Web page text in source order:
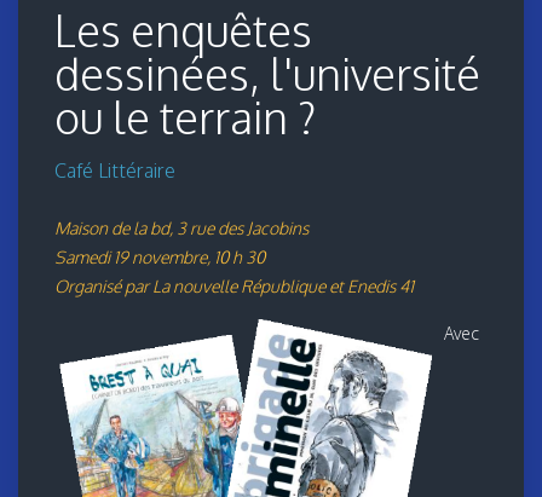
Les enquêtes
dessinées, l'université
ou le terrain ?
Café Littéraire
Maison de la bd, 3 rue des Jacobins
Samedi 19 novembre, 10 h 30
Organisé par La nouvelle République et Enedis 41
Avec